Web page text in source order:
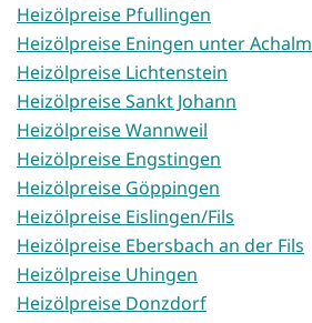
Heizölpreise Pfullingen
Heizölpreise Eningen unter Achalm
Heizölpreise Lichtenstein
Heizölpreise Sankt Johann
Heizölpreise Wannweil
Heizölpreise Engstingen
Heizölpreise Göppingen
Heizölpreise Eislingen/Fils
Heizölpreise Ebersbach an der Fils
Heizölpreise Uhingen
Heizölpreise Donzdorf